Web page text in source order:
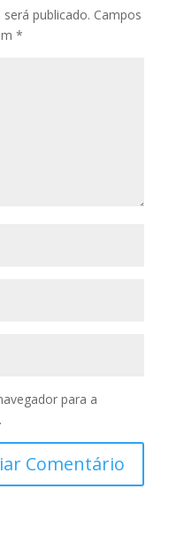
publicado. Campos
*
para a